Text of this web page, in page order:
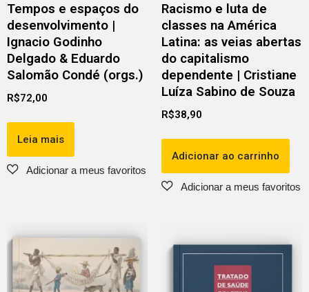
Tempos e espaços do
desenvolvimento |
Ignacio Godinho
Delgado & Eduardo
Salomão Condé (orgs.)
R$72,00
Leia mais
Racismo e luta de
classes na América
Latina: as veias abertas
do capitalismo
dependente | Cristiane
Luíza Sabino de Souza
R$38,90
Adicionar ao carrinho